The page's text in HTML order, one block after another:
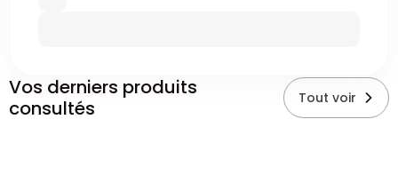
Vos derniers produits
consultés
Tout voir